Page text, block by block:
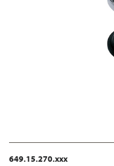
649.15.270.xxx